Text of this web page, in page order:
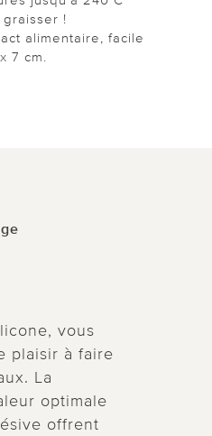
!
alimentaire, facile
7 cm.
vous
plaisir à faire
La
optimale
offrent